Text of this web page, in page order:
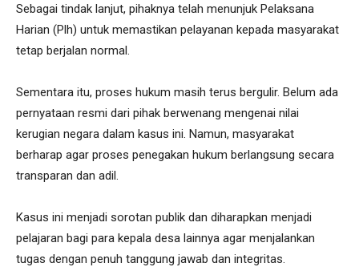
Sebagai tindak lanjut, pihaknya telah menunjuk Pelaksana
Harian (Plh) untuk memastikan pelayanan kepada masyarakat
tetap berjalan normal.
Sementara itu, proses hukum masih terus bergulir. Belum ada
pernyataan resmi dari pihak berwenang mengenai nilai
kerugian negara dalam kasus ini. Namun, masyarakat
berharap agar proses penegakan hukum berlangsung secara
transparan dan adil.
Kasus ini menjadi sorotan publik dan diharapkan menjadi
pelajaran bagi para kepala desa lainnya agar menjalankan
tugas dengan penuh tanggung jawab dan integritas.